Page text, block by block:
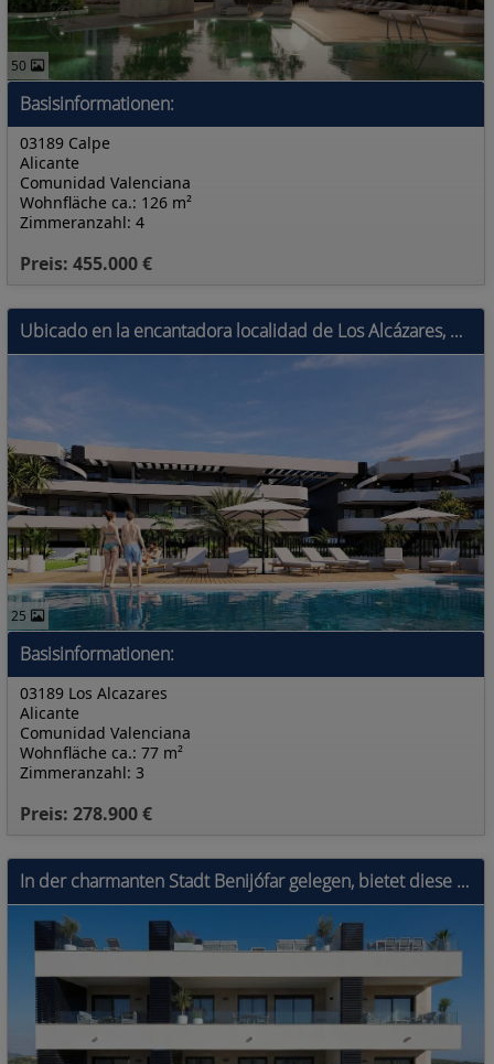
50
Basisinformationen:
03189 Calpe
Alicante
Comunidad Valenciana
Preis: 455.000 €
Wohnfläche ca.: 126 m²
Zimmeranzahl: 4
Ubicado en la encantadora localidad de Los Alcázares, este conjunto residencial ofrece una selección de 27 viviendas que incluyen apartamentos, plant
25
Basisinformationen:
03189 Los Alcazares
Alicante
Comunidad Valenciana
Preis: 278.900 €
Wohnfläche ca.: 77 m²
Zimmeranzahl: 3
In der charmanten Stadt Benijófar gelegen, bietet diese exklusive Wohnanlage eine Auswahl an Wohnungen, die darauf ausgelegt sind, die Bedürfnisse de